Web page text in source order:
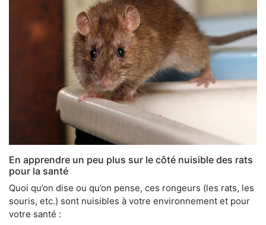
En apprendre un peu plus sur le côté nuisible des rats
pour la santé
Quoi qu’on dise ou qu’on pense, ces rongeurs (les rats, les
souris, etc.) sont nuisibles à votre environnement et pour
votre santé :